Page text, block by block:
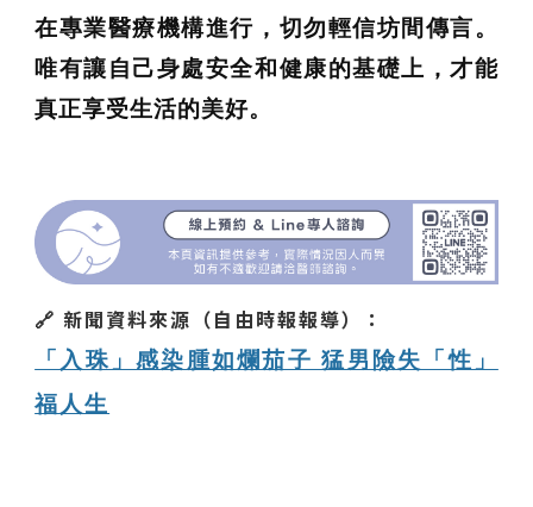
在專業醫療機構進行，切勿輕信坊間傳言。
唯有讓自己身處安全和健康的基礎上，才能
真正享受生活的美好。
🔗 新聞資料來源 （自由時報報導） ：
「入珠」感染腫如爛茄子 猛男險失「性」
福人生